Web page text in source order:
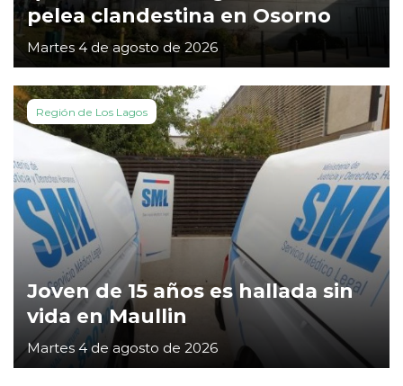
pelea clandestina en Osorno
Martes 4 de agosto de 2026
Región de Los Lagos
Joven de 15 años es hallada sin
vida en Maullin
Martes 4 de agosto de 2026